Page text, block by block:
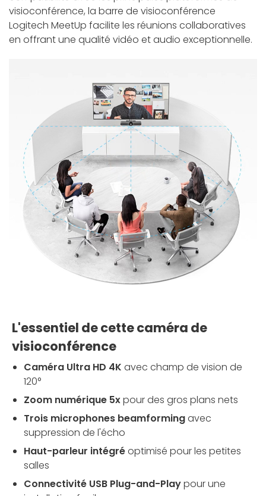
visioconférence, la barre de visioconférence
Logitech MeetUp facilite les réunions collaboratives
en offrant une qualité vidéo et audio exceptionnelle.
L'essentiel de cette caméra de
visioconférence
Caméra Ultra HD 4K avec champ de vision de
120°
Zoom numérique 5xpour des gros plans nets
Trois microphones beamformingavec
suppression de l'écho
Haut-parleur intégréoptimisé pour les petites
salles
Connectivité USB Plug-and-Playpour une